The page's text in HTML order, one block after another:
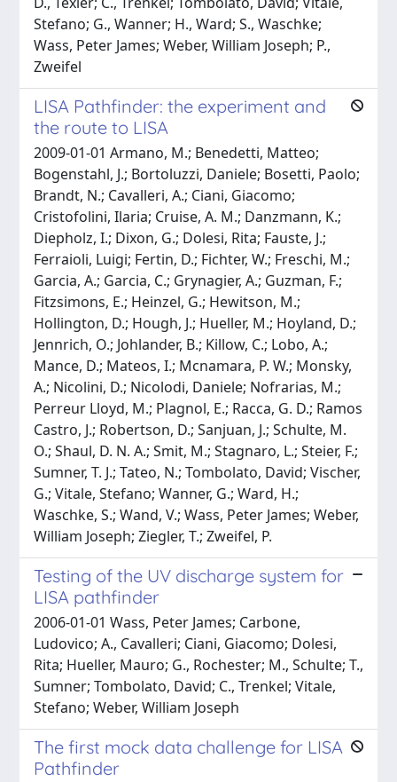
Stefano; G., Wanner; H., Ward; S., Waschke;
Wass, Peter James; Weber, William Joseph; P.,
Zweifel
LISA Pathfinder: the experiment and
the route to LISA
2009-01-01 Armano, M.; Benedetti, Matteo;
Bogenstahl, J.; Bortoluzzi, Daniele; Bosetti, Paolo;
Brandt, N.; Cavalleri, A.; Ciani, Giacomo;
Cristofolini, Ilaria; Cruise, A. M.; Danzmann, K.;
Diepholz, I.; Dixon, G.; Dolesi, Rita; Fauste, J.;
Ferraioli, Luigi; Fertin, D.; Fichter, W.; Freschi, M.;
Garcia, A.; Garcia, C.; Grynagier, A.; Guzman, F.;
Fitzsimons, E.; Heinzel, G.; Hewitson, M.;
Hollington, D.; Hough, J.; Hueller, M.; Hoyland, D.;
Jennrich, O.; Johlander, B.; Killow, C.; Lobo, A.;
Mance, D.; Mateos, I.; Mcnamara, P. W.; Monsky,
A.; Nicolini, D.; Nicolodi, Daniele; Nofrarias, M.;
Perreur Lloyd, M.; Plagnol, E.; Racca, G. D.; Ramos
Castro, J.; Robertson, D.; Sanjuan, J.; Schulte, M.
O.; Shaul, D. N. A.; Smit, M.; Stagnaro, L.; Steier, F.;
Sumner, T. J.; Tateo, N.; Tombolato, David; Vischer,
G.; Vitale, Stefano; Wanner, G.; Ward, H.;
Waschke, S.; Wand, V.; Wass, Peter James; Weber,
William Joseph; Ziegler, T.; Zweifel, P.
Testing of the UV discharge system for
LISA pathfinder
2006-01-01 Wass, Peter James; Carbone,
Ludovico; A., Cavalleri; Ciani, Giacomo; Dolesi,
Rita; Hueller, Mauro; G., Rochester; M., Schulte; T.,
Sumner; Tombolato, David; C., Trenkel; Vitale,
Stefano; Weber, William Joseph
The first mock data challenge for LISA
Pathfinder